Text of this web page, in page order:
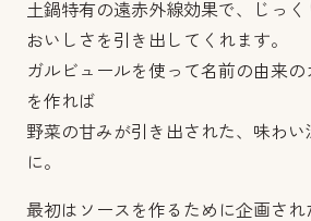
土鍋特有の遠赤外線効果で、じっ
おいしさを引き出してくれます。
ガルビュールを使って名前の由来
を作れば
野菜の甘みが引き出された、味わ
に。
最初はソースを作るために企画され